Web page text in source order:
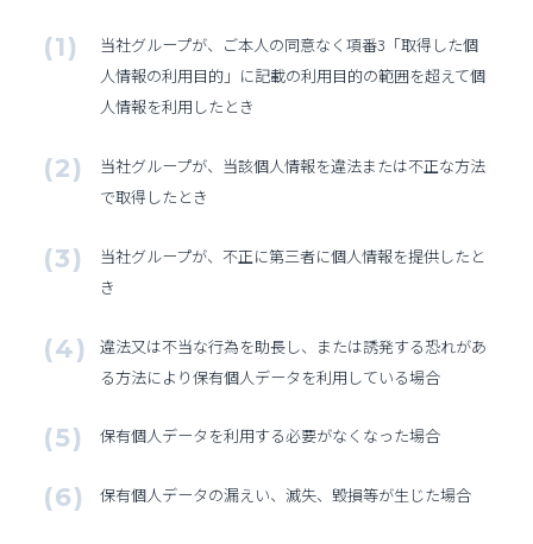
当社グループが、ご本人の同意なく項番3「取得した個
人情報の利用目的」に記載の利用目的の範囲を超えて個
人情報を利用したとき
当社グループが、当該個人情報を違法または不正な方法
で取得したとき
当社グループが、不正に第三者に個人情報を提供したと
き
違法又は不当な行為を助長し、または誘発する恐れがあ
る方法により保有個人データを利用している場合
保有個人データを利用する必要がなくなった場合
保有個人データの漏えい、滅失、毀損等が生じた場合